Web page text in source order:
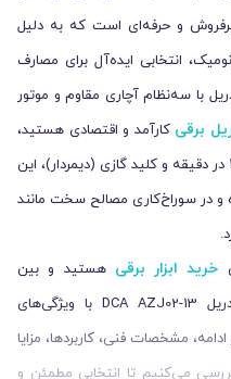
پرفروش و حرفه‌ای است که به دلیل
انتخابی ایده‌آل برای مصارف
با سه‌نظام آچاری مقاوم و موتور
برقی کارآمد و اقتصادی هستید،
گزینه‌ای مناسب است. با نرخ ضربه ۴۱۶۰۰ در دقیقه و کلید گازی (دیمردار)، این
و در سوراخ‌کاری مصالح سخت مانند
خرید ابزار برقی هستید و بین
گزینه‌های متنوع بازار مردد شده‌اید، دریل DCA AZJ02-13 با ویژگی‌های
مشخصات فنی، کاربردها، مزایا
می‌کنیم تا انتخابی مطمئن و